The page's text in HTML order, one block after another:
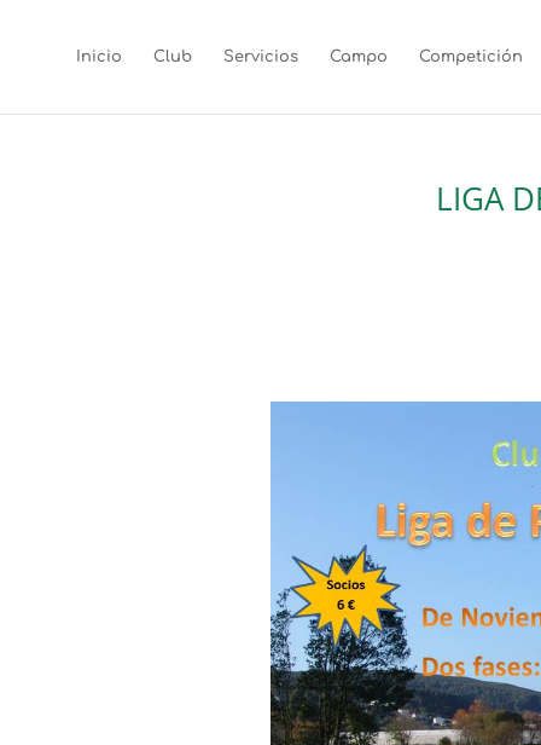
Inicio Club Servicios Campo Competición
LIGA